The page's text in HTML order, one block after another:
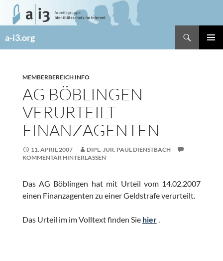
Zum
Inhalt
a-i3.org
MEMBERBEREICH INFO
AG BÖBLINGEN
VERURTEILT
FINANZAGENTEN
11. APRIL 2007
DIPL.-JUR. PAUL DIENSTBACH
KOMMENTAR HINTERLASSEN
Das AG Böblingen hat mit Urteil vom 14.02.2007
einen Finanzagenten zu einer Geldstrafe verurteilt.
Das Urteil im im Volltext finden Sie hier.